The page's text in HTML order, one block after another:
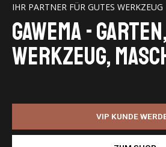
IHR PARTNER FÜR GUTES WERKZEUG
GaWeMA - Garten,
Werkzeug,
VIP KUNDE